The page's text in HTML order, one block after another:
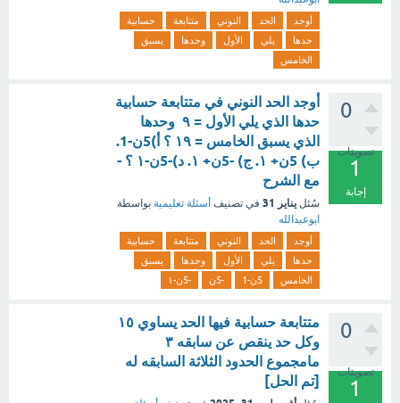
أوجد الحد النوني متتابعة
حسابية
حدها
يلي الأول وحدها
يسبق
الخامس
0
تصويتات
1
إجابة
أوجد الحد النوني في متتابعة حسابية
حدها الذي يلي الأول = ٩ وحدها
الذي يسبق الخامس = ١٩ ؟ أ)5ن-1.
ب) 5ن+ ۱. ج) -5ن+ ۱. د)-5ن-۱ ؟ -
مع الشرح
سُئل يناير 31 في تصنيف أسئلة تعليمية بواسطة
ابوعبدالله
أوجد الحد النوني متتابعة
حسابية
حدها
يلي الأول وحدها
يسبق
الخامس
5ن-1 -5ن -5ن-۱
0
تصويتات
1
متتابعة حسابية فيها الحد يساوي ١٥
وكل حد ينقص عن سابقه ٣
مامجموع الحدود الثلاثة السابقه له
[تم الحل]